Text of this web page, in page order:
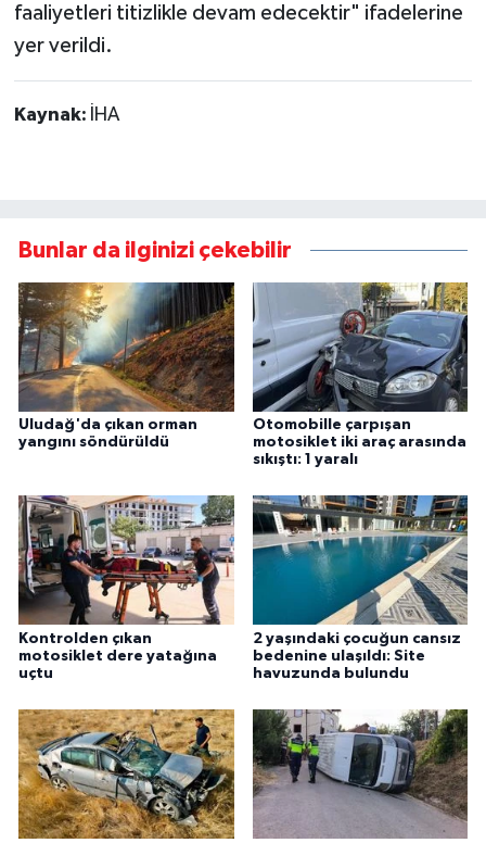
faaliyetleri titizlikle devam edecektir" ifadelerine
yer verildi.
Kaynak: İHA
Bunlar da ilginizi çekebilir
Uludağ'da çıkan orman
yangını söndürüldü
Otomobille çarpışan
motosiklet iki araç arasında
sıkıştı: 1 yaralı
Kontrolden çıkan
motosiklet dere yatağına
uçtu
2 yaşındaki çocuğun cansız
bedenine ulaşıldı: Site
havuzunda bulundu